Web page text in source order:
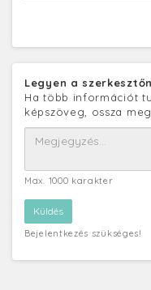
Legyen a
Ha több információt
képszöveg, ossza
Max. 1000 karakter
Bejelentkezés szükséges!